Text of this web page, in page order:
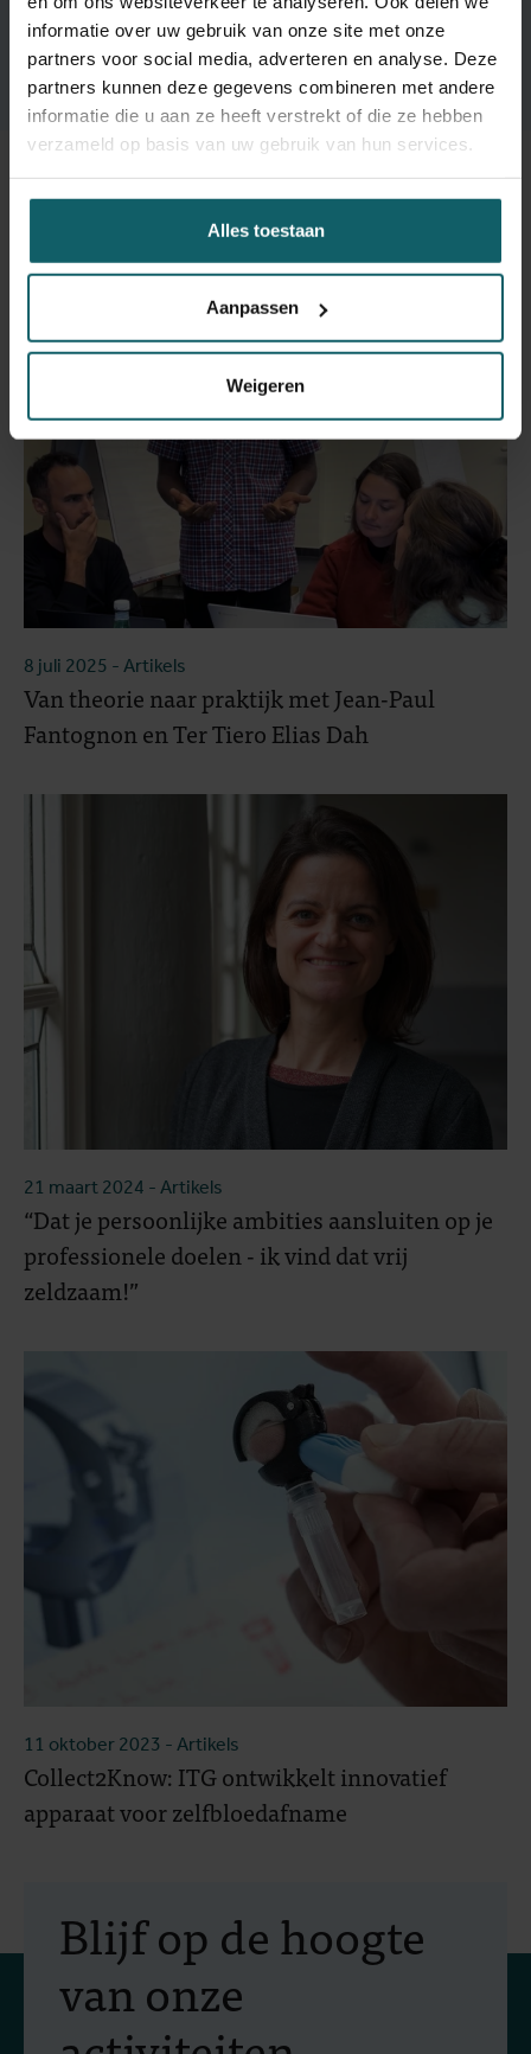
informatie over uw gebruik van onze site met onze
partners voor social media, adverteren en analyse. Deze
partners kunnen deze gegevens combineren met andere
informatie die u aan ze heeft verstrekt of die ze hebben
verzameld op basis van uw gebruik van hun services.
Alles toestaan
Aanpassen
Weigeren
Antimicrobiële resistentie
Gerelateerd
8 juli 2025 - Artikels
Van theorie naar praktijk met Jean-Paul
Fantognon en Ter Tiero Elias Dah
21 maart 2024 - Artikels
“Dat je persoonlijke ambities aansluiten op je
professionele doelen - ik vind dat vrij
zeldzaam!”
11 oktober 2023 - Artikels
Collect2Know: ITG ontwikkelt innovatief
apparaat voor zelfbloedafname
Blijf op de hoogte
van onze